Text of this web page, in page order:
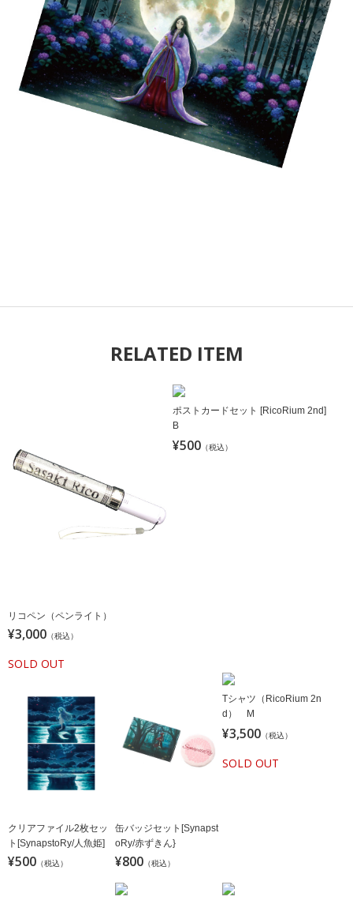
RELATED ITEM
リコペン（ペンライト）
¥3,000 （税込）
SOLD OUT
ポストカードセット [RicoRium 2nd]
B
¥500 （税込）
クリアファイル2枚セッ
ト[SynapstoRy/人魚姫]
¥500 （税込）
缶バッジセット[Synapst
oRy/赤ずきん}
¥800 （税込）
Tシャツ（RicoRium 2n
d） M
¥3,500 （税込）
SOLD OUT